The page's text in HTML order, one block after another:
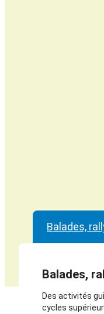
Balades,
Balades,
Des activités
cycles